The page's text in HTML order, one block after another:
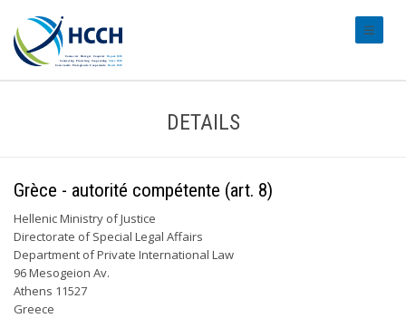
DETAILS
Grèce - autorité compétente (art. 8)
Hellenic Ministry of Justice
Directorate of Special Legal Affairs
Department of Private International Law
96 Mesogeion Av.
Athens 11527
Greece